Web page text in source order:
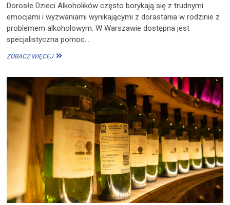
Dorosłe Dzieci Alkoholików często borykają się z trudnymi
emocjami i wyzwaniami wynikającymi z dorastania w rodzinie z
problemem alkoholowym. W Warszawie dostępna jest
specjalistyczna pomoc…
ZOBACZ WIĘCEJDDA
PSYCHOLOGICZNA
DOROSŁYCH
DZIECI
ALKOHOLIKÓW
WARSZAWIE